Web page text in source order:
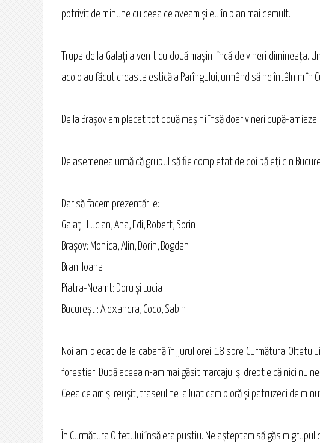
potrivit de minune cu ceea ce aveam şi eu în plan mai demult.
Trupa de la Galaţi a venit cu două maşini încă de vineri dimineaţa.
acolo au făcut creasta estică a Parîngului, urmând să ne întâlnim în
De la Braşov am plecat tot două maşini însă doar vineri după-
De asemenea urmă că grupul să fie completat de doi băieţi din
Dar să facem prezentările:
Galaţi: Lucian, Ana, Edi, Robert, Sorin
Braşov: Monica, Alin, Dorin, Bogdan
Bran: Ioana
Piatra-Neamt: Doru şi Lucia
Bucureşti: Alexandra, Coco, Sabin
Noi am plecat de la cabană în jurul orei 18 spre Curmătura
forestier. După aceea n-am mai găsit marcajul şi drept e că nici nu
Ceea ce am şi reuşit, traseul ne-a luat cam o oră şi patruzeci de
În Curmătura Oltetului însă era pustiu. Ne aşteptam să găsim